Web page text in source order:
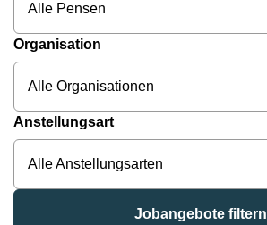
Alle Pensen
Organisation
Alle Organisationen
Anstellungsart
Alle Anstellungsarten
Jobangebote filtern